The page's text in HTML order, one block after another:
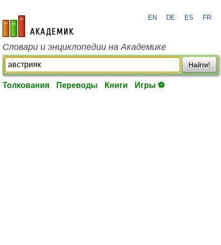
academic.ru
EN DE ES FR
Словари и энциклопедии на Академике
Найти!
Толкования Переводы Книги Игры ⚽